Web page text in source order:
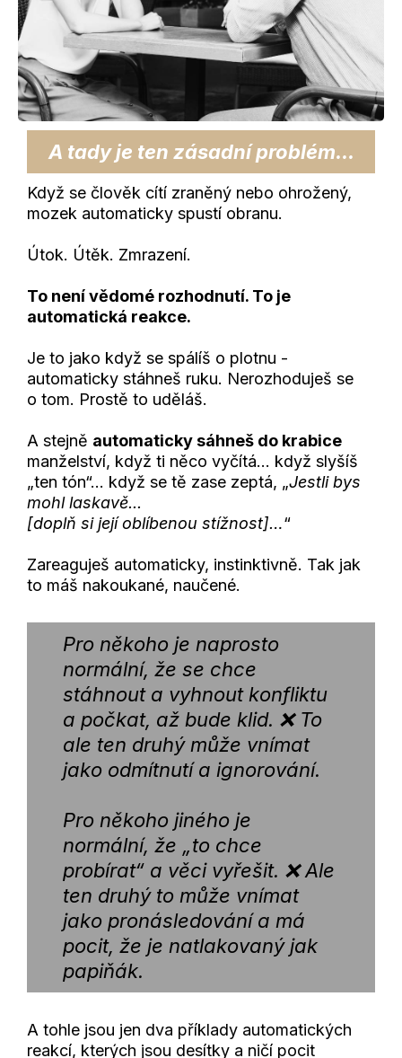
A tady je ten zásadní problém...
Když se člověk cítí zraněný nebo ohrožený,
mozek automaticky spustí obranu.
Útok. Útěk. Zmrazení.
To není vědomé rozhodnutí. To je
automatická reakce.
Je to jako když se spálíš o plotnu -
automaticky stáhneš ruku. Nerozhoduješ se
o tom. Prostě to uděláš.
A stejně automaticky sáhneš do krabice
manželství, když ti něco vyčítá… když slyšíš
„ten tón“… když se tě zase zeptá, „Jestli bys
mohl laskavě...
[doplň si její oblíbenou stížnost]…“
Zareaguješ automaticky, instinktivně. Tak jak
to máš nakoukané, naučené.
Pro někoho je naprosto
normální, že se chce
stáhnout a vyhnout konfliktu
a počkat, až bude klid. ❌ To
ale ten druhý může vnímat
jako odmítnutí a ignorování.
Pro někoho jiného je
normální, že „to chce
probírat“ a věci vyřešit. ❌ Ale
ten druhý to může vnímat
jako pronásledování a má
pocit, že je natlakovaný jak
papiňák.
A tohle jsou jen dva příklady automatických
reakcí, kterých jsou desítky a ničí pocit